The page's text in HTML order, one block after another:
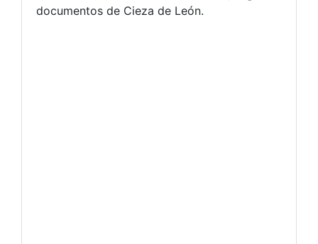
documentos de Cieza de León.